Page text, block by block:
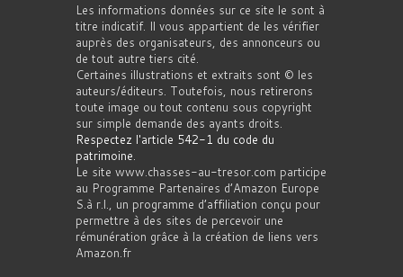
Les informations données sur ce site le sont à
titre indicatif. Il vous appartient de les vérifier
auprès des organisateurs, des annonceurs ou
de tout autre tiers cité.
Certaines illustrations et extraits sont © les
auteurs/éditeurs. Toutefois, nous retirerons
toute image ou tout contenu sous copyright
sur simple demande des ayants droits.
Respectez l'article 542-1 du code du
patrimoine.
Le site www.chasses-au-tresor.com participe
au Programme Partenaires d’Amazon Europe
S.à r.l., un programme d’affiliation conçu pour
permettre à des sites de percevoir une
rémunération grâce à la création de liens vers
Amazon.fr